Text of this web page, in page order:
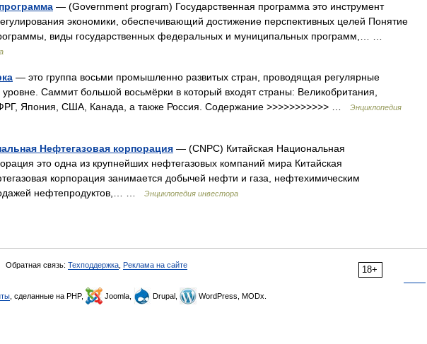
— (Government program) Государственная программа это инструмент
экономики, обеспечивающий достижение перспективных целей Понятие
виды государственных федеральных и муниципальных программ,… …
— это группа восьми промышленно развитых стран, проводящая регулярные
Саммит большой восьмёрки в который входят страны: Великобритания,
Япония, США, Канада, а также Россия. Содержание >>>>>>>>>>> …
Энциклопедия
Нефтегазовая корпорация — (CNPC) Китайская Национальная
это одна из крупнейших нефтегазовых компаний мира Китайская
корпорация занимается добычей нефти и газа, нефтехимическим
нефтепродуктов,… …
Энциклопедия инвестора
18+
Обратная связь: Техподдержка Реклама на сайте
, сделанные на PHP, Joomla, Drupal, WordPress, MODx.